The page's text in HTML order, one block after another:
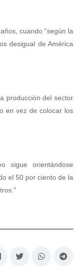
cuando “según la
desigual de América
producción del sector
en vez de colocar los
sigue orientándose
el 50 por ciento de la